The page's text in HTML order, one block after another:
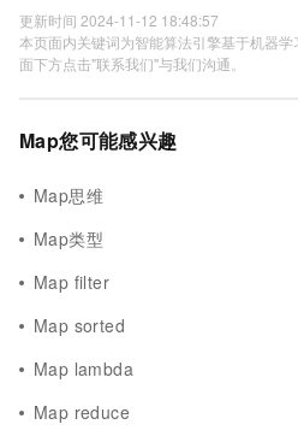
更新时间 2024-11-12 18:48:57
本页面内关键词为智能算法引擎基于机器
面下方点击"联系我们"与我们沟通。
Map您可能感兴趣
Map思维
Map类型
Map filter
Map sorted
Map lambda
Map reduce